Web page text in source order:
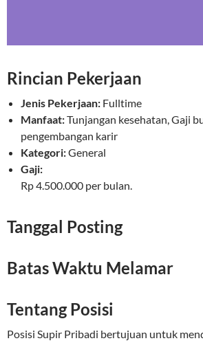
Rincian Pekerjaan
Jenis Pekerjaan: Fulltime
Manfaat:Tunjangan kesehatan, Gaji
pengembangan karir
Kategori:General
Gaji:
Rp 4.500.000 per bulan.
Tanggal Posting
Batas Waktu Melamar
Tentang Posisi
Posisi Supir Pribadi bertujuan untuk